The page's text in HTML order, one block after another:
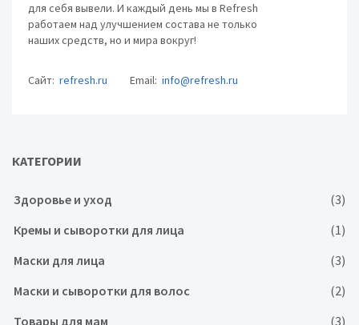
для себя вывели. И каждый день мы в Refresh
работаем над улучшением состава не только
наших средств, но и мира вокруг!
Сайт: refresh.ru Email: info@refresh.ru
КАТЕГОРИИ
Здоровье и уход
(3)
Кремы и сыворотки для лица
(1)
Маски для лица
(3)
Маски и сыворотки для волос
(2)
Товары для мам
(3)